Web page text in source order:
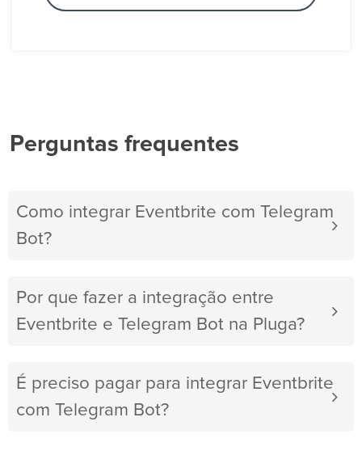
Perguntas frequentes
Como integrar Eventbrite com Telegram
Bot?
Por que fazer a integração entre
Eventbrite e Telegram Bot na Pluga?
É preciso pagar para integrar Eventbrite
com Telegram Bot?